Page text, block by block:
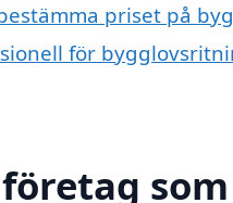
priset på
för